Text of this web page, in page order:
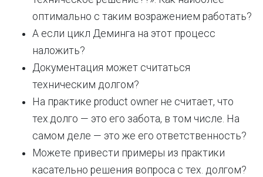
оптимально с таким возражением работать?
А если цикл Деминга на этот процесс
наложить?
Документация может считаться
техническим долгом?
На практике product owner не считает, что
тех.долго — это его забота, в том числе. На
самом деле — это же его ответственность?
Можете привести примеры из практики
касательно решения вопроса с тех. долгом?